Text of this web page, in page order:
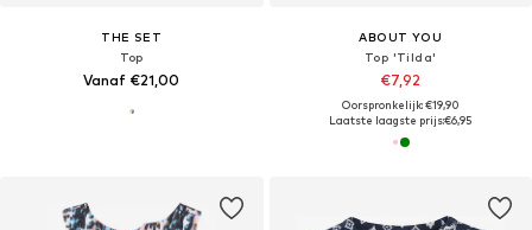
THE SET
Top
Vanaf €21,00
ABOUT YOU
Top 'Tilda'
€7,92
Oorspronkelijk: €19,90
Laatste laagste prijs:€6,95